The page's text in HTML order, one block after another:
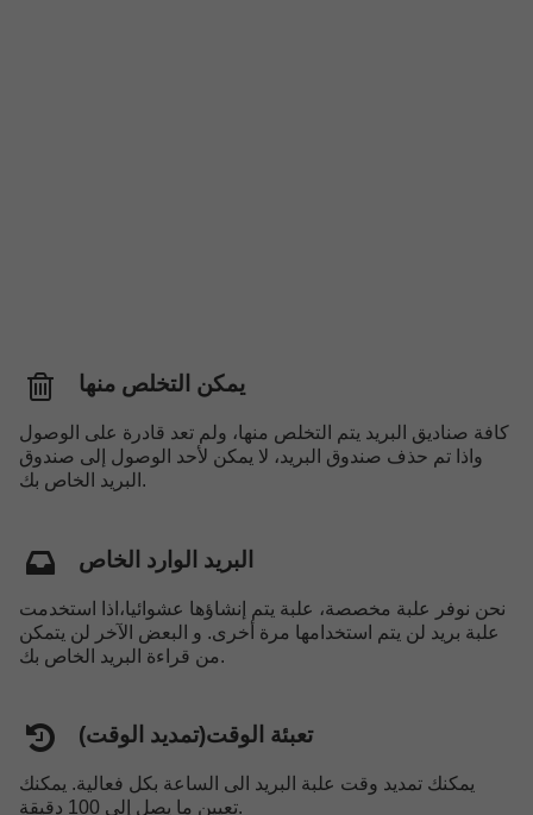
يمكن التخلص منها
كافة صناديق البريد يتم التخلص منها، ولم تعد قادرة على الوصول
واذا تم حذف صندوق البريد، لا يمكن لأحد الوصول إلى صندوق
البريد الخاص بك.
البريد الوارد الخاص
نحن نوفر علبة مخصصة، علبة يتم إنشاؤها عشوائيا،اذا استخدمت
علبة بريد لن يتم استخدامها مرة أخرى. و البعض الآخر لن يتمكن
من قراءة البريد الخاص بك.
تعبئة الوقت(تمديد الوقت)
يمكنك تمديد وقت علبة البريد الى الساعة بكل فعالية. يمكنك
تعيين ما يصل إلى 100 ​​دقيقة.